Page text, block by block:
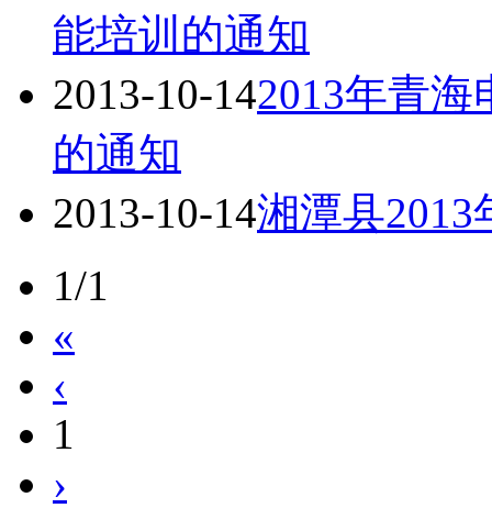
能培训的通知
2013-10-142013年青
的通知
2013-10-14湘潭县
1/1
«
‹
1
›